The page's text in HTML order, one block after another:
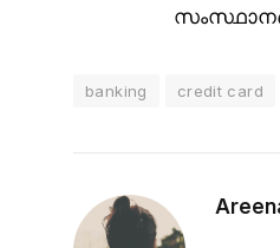
banking credit card